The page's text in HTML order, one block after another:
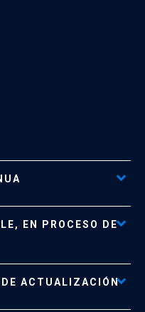
Importante
EN PROCESO DE
file_download
DE ACTUALIZACIÓN